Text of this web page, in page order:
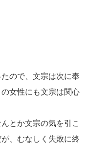
ので、文宗は次に奉
女性にも文宗は関心
とか文宗の気を引こ
、むなしく失敗に終